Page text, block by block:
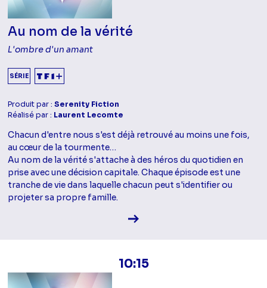
Au nom de la vérité
L'ombre d'un amant
SÉRIE
Produit par :Serenity Fiction
Réalisé par : Laurent Lecomte
Chacun d'entre nous s'est déjà retrouvé au moins une fois,
au cœur de la tourmente…
Au nom de la vérité s'attache à des héros du quotidien en
prise avec une décision capitale. Chaque épisode est une
tranche de vie dans laquelle chacun peut s'identifier ou
projeter sa propre famille.
Voir la fiche diffusion
10:15